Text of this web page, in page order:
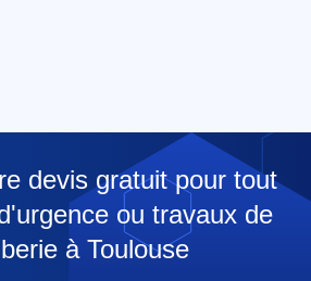
devis gratuit pour tout
ou travaux de
à Toulouse